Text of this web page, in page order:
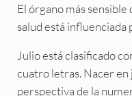
El órgano más sensible
salud está influenciada
Julio está clasificado
cuatro letras. Nacer en
perspectiva de la